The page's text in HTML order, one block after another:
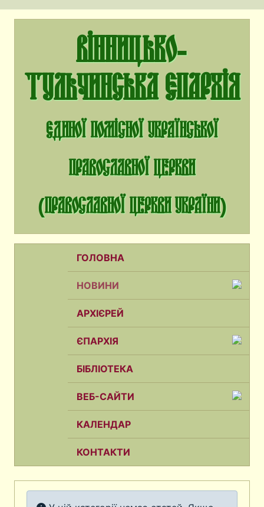
Вінницько-
Тульчинська єпархія
єдиної помісної Української
Православної Церкви
(Православної Церкви України)
ГОЛОВНА
НОВИНИ
АРХІЄРЕЙ
ЄПАРХІЯ
БІБЛІОТЕКА
ВЕБ-САЙТИ
КАЛЕНДАР
КОНТАКТИ